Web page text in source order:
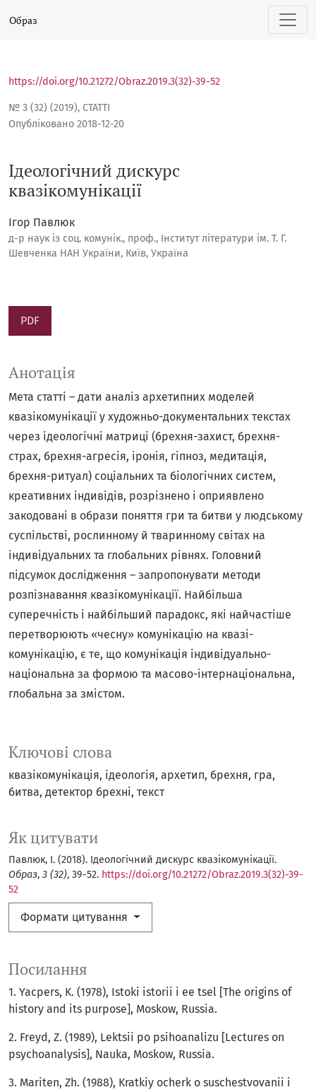
Образ
№ 3 (32) (2019), СТАТТІ
Ідеологічний дискурс
квазікомунікації
https://doi.org/10.21272/Obraz.2019.3(32)-39-52
Опубліковано 2018-12-20
Ігор Павлюк
д-р наук із соц. комунік., проф., Інститут літератури ім. Т. Г.
Шевченка НАН України, Київ, Україна
PDF
Ключові слова
квазікомунікація ідеологія архетип брехня гра
битва детектор брехні текст
Як цитувати
Павлюк, І. (2018). Ідеологічний дискурс квазікомунікації.
Образ, 3 (32), 39-52. https://doi.org/10.21272/Obraz.2019.3(32)-39-
52
Формати цитування
Анотація
Мета статті – дати аналіз архетипних моделей
квазікомунікації у художньо-документальних текстах
через ідеологічні матриці (брехня-захист, брехня-
страх, брехня-агресія, іронія, гіпноз, медитація,
брехня-ритуал) соціальних та біологічних систем,
креативних індивідів, розрізнено і оприявлено
закодовані в образи поняття гри та битви у людському
суспільстві, рослинному й тваринному світах на
індивідуальних та глобальних рівнях. Головний
підсумок дослідження – запропонувати методи
розпізнавання квазікомунікації. Найбільша
суперечність і найбільший парадокс, які найчастіше
перетворюють «чесну» комунікацію на квазі-
комунікацію, є те, що комунікація індивідуально-
національна за формою та масово-інтернаціональна,
глобальна за змістом.
Посилання
1. Yacpers, K. (1978), Istoki istorii i ee tsel [The origins of
history and its purpose], Moskow, Russia.
2. Freyd, Z. (1989), Lektsii po psihoanalizu [Lectures on
psychoanalysis], Nauka, Moskow, Russia.
3. Mariten, Zh. (1988), Kratkiy ocherk o suschestvovanii i